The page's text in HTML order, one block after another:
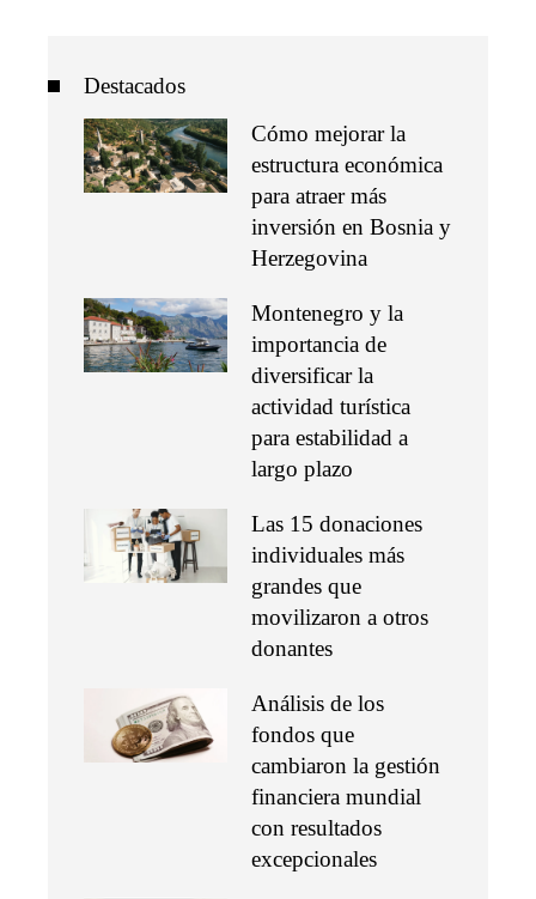
Destacados
Cómo mejorar la
estructura económica
para atraer más
inversión en Bosnia y
Herzegovina
Montenegro y la
importancia de
diversificar la
actividad turística
para estabilidad a
largo plazo
Las 15 donaciones
individuales más
grandes que
movilizaron a otros
donantes
Análisis de los
fondos que
cambiaron la gestión
financiera mundial
con resultados
excepcionales